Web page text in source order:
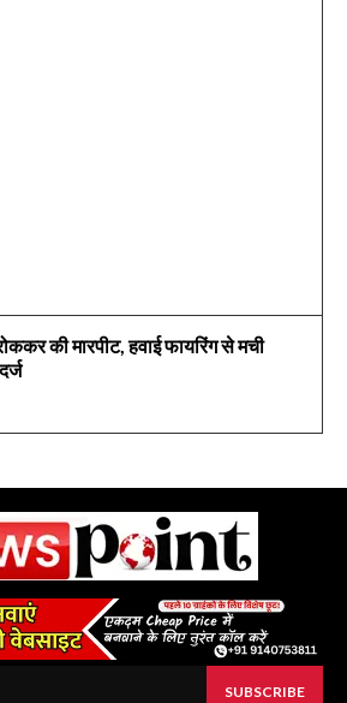
की मारपीट, हवाई फायरिंग से मची
SUBSCRIBE